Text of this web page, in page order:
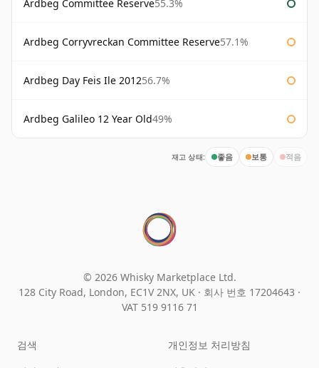
Ardbeg Committee Reserve55.3%
Ardbeg Corryvreckan Committee Reserve57.1%
Ardbeg Day Feis Ile 201256.7%
Ardbeg Galileo 12 Year Old49%
재고 상태: 좋음 보통 적음
© 2026 Whisky Marketplace Ltd.
128 City Road, London, EC1V 2NX, UK · 회사 번호 17204643 ·
VAT 519 9116 71
검색
개인정보 처리방침